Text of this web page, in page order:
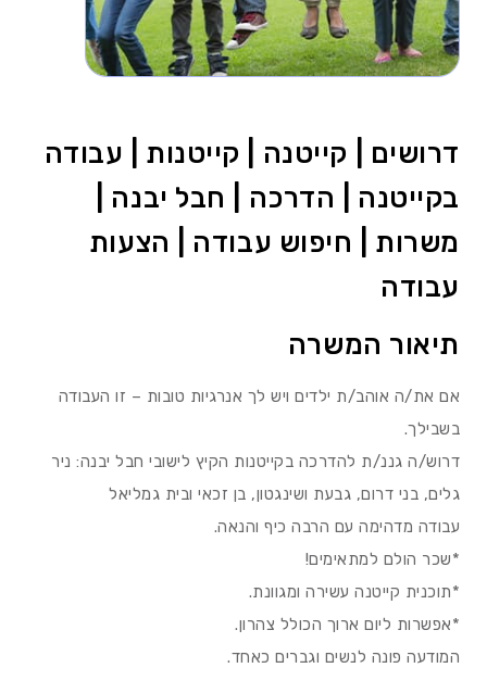
דרושים | קייטנה | קייטנות | עבודה
בקייטנה | הדרכה | חבל יבנה |
משרות | חיפוש עבודה | הצעות
עבודה
תיאור המשרה
אם את/ה אוהב/ת ילדים ויש לך אנרגיות טובות – זו העבודה
בשבילך.
דרוש/ה גננ/ת להדרכה בקייטנות הקיץ לישובי חבל יבנה: ניר
גלים, בני דרום, גבעת ושינגטון, בן זכאי ובית גמליאל
עבודה מדהימה עם הרבה כיף והנאה.
*שכר הולם למתאימים!
*תוכנית קייטנה עשירה ומגוונת.
*אפשרות ליום ארוך הכולל צהרון.
המודעה פונה לנשים וגברים כאחד.